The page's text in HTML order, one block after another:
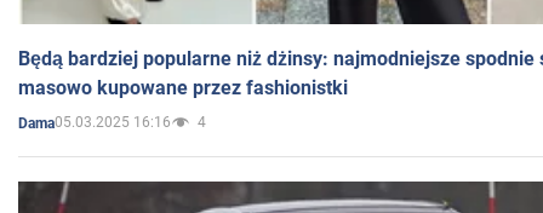
Będą bardziej popularne niż dżinsy: najmodniejsze spodnie
masowo kupowane przez fashionistki
Dama05.03.2025 16:16 4